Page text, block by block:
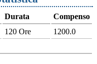
Durata
Compenso
120 Ore
1200.0